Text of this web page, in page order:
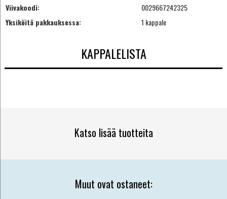
Viivakoodi:
0029667242325
Yksiköitä pakkauksessa:
1 kappale
KAPPALELISTA
Katso lisää tuotteita
Muut ovat ostaneet: